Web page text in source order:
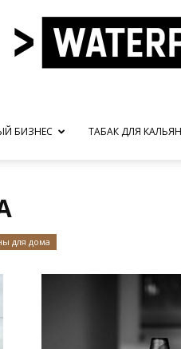
БИЗНЕС ТАБАК ДЛЯ
для дома